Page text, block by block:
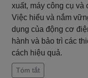
xuất, máy công cụ và
Việc hiểu và nắm
dụng của động cơ
hành và bảo trì các
cách hiệu quả.
Tóm tắt